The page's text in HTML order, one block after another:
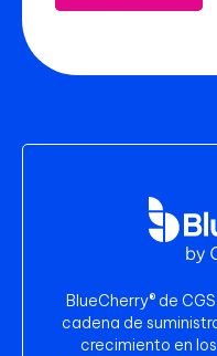
BlueCherry® de
cadena de
crecimiento en